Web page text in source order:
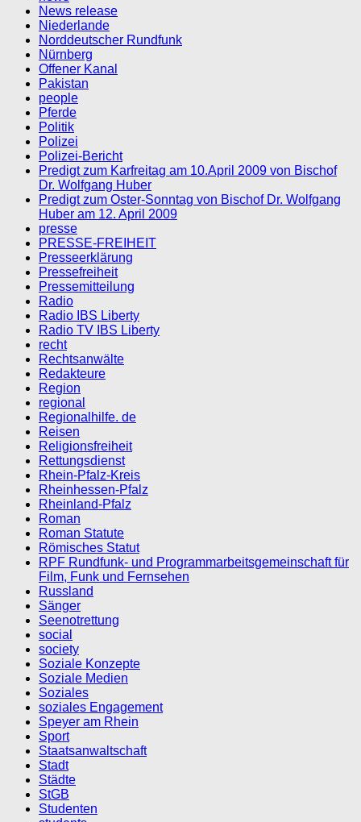
News release
Niederlande
Norddeutscher Rundfunk
Nürnberg
Offener Kanal
Pakistan
people
Pferde
Politik
Polizei
Polizei-Bericht
Predigt zum Karfreitag am 10.April 2009 von Bischof
Dr. Wolfgang Huber
Predigt zum Oster-Sonntag von Bischof Dr. Wolfgang
Huber am 12. April 2009
presse
PRESSE-FREIHEIT
Presseerklärung
Pressefreiheit
Pressemitteilung
Radio
Radio IBS Liberty
Radio TV IBS Liberty
recht
Rechtsanwälte
Redakteure
Region
regional
Regionalhilfe. de
Reisen
Religionsfreiheit
Rettungsdienst
Rhein-Pfalz-Kreis
Rheinhessen-Pfalz
Rheinland-Pfalz
Roman
Roman Statute
Römisches Statut
RPF Rundfunk- und Programmarbeitsgemeinschaft für
Film, Funk und Fernsehen
Russland
Sänger
Seenotrettung
social
society
Soziale Konzepte
Soziale Medien
Soziales
soziales Engagement
Speyer am Rhein
Sport
Staatsanwaltschaft
Stadt
Städte
StGB
Studenten